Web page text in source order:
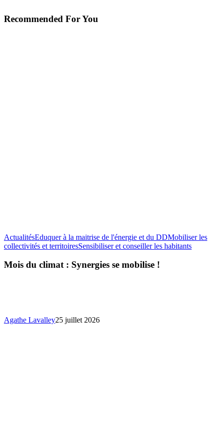
Recommended For You
ActualitésEduquer à la maitrise de l'énergie et du DDMobiliser les
collectivités et territoiresSensibiliser et conseiller les habitantsMois
Mois du climat : Synergies se mobilise !
Agathe Lavalley25 juillet 2026